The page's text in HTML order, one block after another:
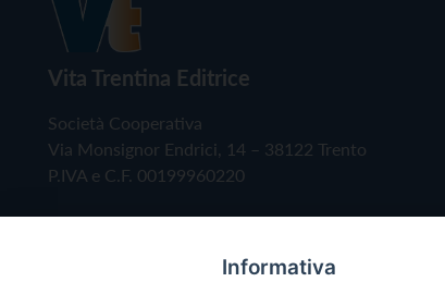
Vita Trentina Editrice
Società Cooperativa
Via Monsignor Endrici, 14 – 38122 Trento
P.IVA e C.F. 00199960220
Informativa